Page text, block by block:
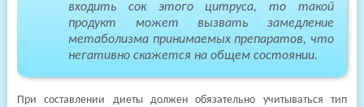
входить сок этого цитруса, то такой
продукт может вызвать замедление
метаболизма принимаемых препаратов, что
негативно скажется на общем состоянии.
При составлении диеты должен обязательно учитываться тип